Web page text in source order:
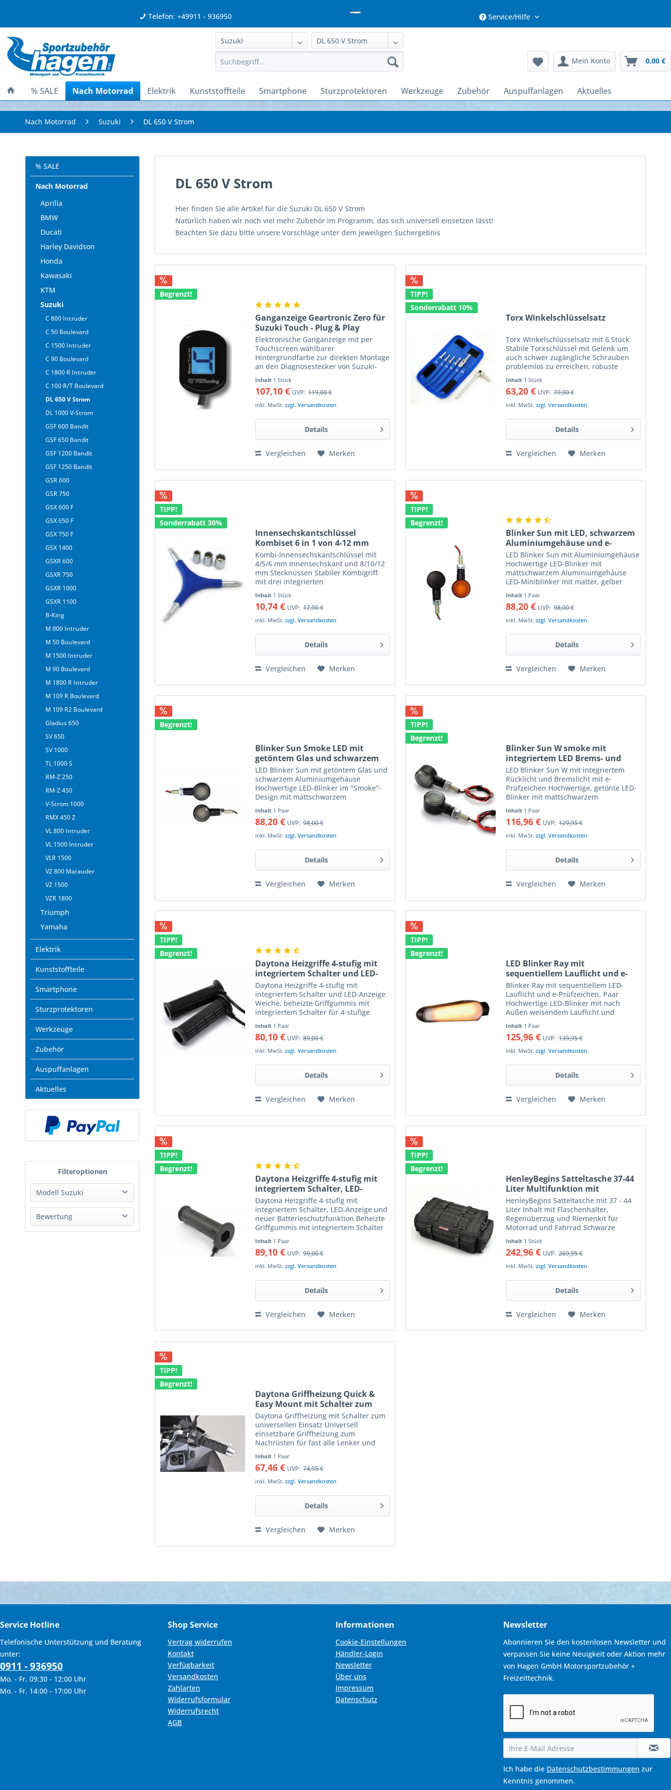
Telefon: +49911 - 936950 Service/Hilfe
Mein Konto 0,00 €
% SALE Nach Motorrad Elektrik Kunststoffteile Smartphone Sturzprotektoren Werkzeuge Zubehör Auspuffanlagen Aktuelles
Nach Motorrad Suzuki DL 650 V Strom
% SALE
Nach Motorrad
Aprilia
BMW
Ducati
Harley Davidson
Honda
Kawasaki
KTM
Suzuki
C 800 Intruder
C 50 Boulevard
C 1500 Intruder
C 90 Boulevard
C 1800 R Intruder
C 100 R/T Boulevard
DL 650 V Strom
DL 1000 V-Strom
GSF 600 Bandit
GSF 650 Bandit
GSF 1200 Bandit
GSF 1250 Bandit
GSR 600
GSR 750
GSX 600 F
GSX 650 F
GSX 750 F
GSX 1400
GSXR 600
GSXR 750
GSXR 1000
GSXR 1100
B-King
M 800 Intruder
M 50 Boulevard
M 1500 Intruder
M 90 Boulevard
M 1800 R Intruder
M 109 R Boulevard
M 109 R2 Boulevard
Gladius 650
SV 650
SV 1000
TL 1000 S
RM-Z 250
RM-Z 450
V-Strom 1000
RMX 450 Z
VL 800 Intruder
VL 1500 Intruder
VLR 1500
VZ 800 Marauder
VZ 1500
VZR 1800
Triumph
Yamaha
Elektrik
Kunststoffteile
Smartphone
Sturzprotektoren
Werkzeuge
Zubehör
Auspuffanlagen
Aktuelles
Modell Suzuki
Bewertung
DL 650 V Strom
Hier finden Sie alle Artikel für die Suzuki DL 650 V Strom
Natürlich haben wir noch viel mehr Zubehör im Programm, das sich universell einsetzen lässt!
Beachten Sie dazu bitte unsere Vorschläge unter dem jeweiligen Suchergebnis
Begrenzt!
Ganganzeige Geartronic Zero für
Suzuki Touch - Plug & Play
Elektronische Ganganzeige mit per
Touchscreen wählbarer
Hintergrundfarbe zur direkten Montage
an den Diagnosestecker von Suzuki-
durch das direkte Anstecken an den
Diagnosestecker des Motorrades...
Inhalt 1 Stück
107,10 € UVP: 119,00 €
inkl. MwSt.zzgl. Versandkosten
Details
Vergleichen Merken
TIPP!
Sonderrabatt 10%
Torx Winkelschlüsselsatz
Torx Winkelschlüsselsatz mit 6 Stück
Stabile Torxschlüssel mit Gelenk um
auch schwer zugängliche Schrauben
problemlos zu erreichen. robuste
Einsatz bei schweren Fällen das
schmale Etui ist leicht unter der...
Inhalt 1 Stück
63,20 € UVP: 79,00 €
inkl. MwSt.zzgl. Versandkosten
Details
Vergleichen Merken
TIPP!
Sonderrabatt 30%
Innensechskantschlüssel
Kombiset 6 in 1 von 4-12 mm
Kombi-Innensechskantschlüssel mit
4/5/6 mm Innensechskant und 8/10/12
mm Stecknüssen Stabiler Kombigriff
mit drei integrierten
Stecknussaufsätzen stabile
Ausführung, die ideale Ergänzung für
das Bordwerkzeug...
Inhalt 1 Stück
10,74 € UVP: 17,90 €
inkl. MwSt.zzgl. Versandkosten
Details
Vergleichen Merken
TIPP!
Begrenzt!
Blinker Sun mit LED, schwarzem
Aluminiumgehäuse und e-
Prüfzeichen, Paar
LED Blinker Sun mit Aluminiumgehäuse
Hochwertige LED-Blinker mit
mattschwarzem Aluminiumgehäuse
LED-Miniblinker mit matter, gelber
gleichmässig verteilt, kein heller Punkt
durch die LED ist sichtbar....
Inhalt 1 Paar
88,20 € UVP: 98,00 €
inkl. MwSt.zzgl. Versandkosten
Details
Vergleichen Merken
Begrenzt!
Blinker Sun Smoke LED mit
getöntem Glas und schwarzem
Aluminiumgehäuse mit e-
Prüfzeichen, Paar
LED Blinker Sun mit getöntem Glas und
schwarzem Aluminiumgehäuse
Hochwertige LED-Blinker im "Smoke"-
Design mit mattschwarzem
matter, dunkel getönter Leuchtfläche
die das helle LED-Licht gleichmässig...
Inhalt 1 Paar
88,20 € UVP: 98,00 €
inkl. MwSt.zzgl. Versandkosten
Details
Vergleichen Merken
TIPP!
Begrenzt!
Blinker Sun W smoke mit
integriertem LED Brems- und
Rücklicht mit e-Prüfzeichen, Paar
LED Blinker Sun W mit integriertem
Rücklicht und Bremslicht mit e-
Prüfzeichen Hochwertige, getönte LED-
Blinker mit mattschwarzem
ersetzen LED-Miniblinker mit matter
Leuchtfläche die das helle LED-Licht...
Inhalt 1 Paar
116,96 € UVP: 129,95 €
inkl. MwSt.zzgl. Versandkosten
Details
Vergleichen Merken
TIPP!
Begrenzt!
Daytona Heizgriffe 4-stufig mit
integriertem Schalter und LED-
Anzeige
Daytona Heizgriffe 4-stufig mit
integriertem Schalter und LED-Anzeige
Weiche, beheizte Griffgummis mit
integriertem Schalter für 4-stufige
Heizgriffe für Fahrzeuge mit 22 mm
Lenkerdurchmesser mit in...
Inhalt 1 Paar
80,10 € UVP: 89,00 €
inkl. MwSt.zzgl. Versandkosten
Details
Vergleichen Merken
TIPP!
Begrenzt!
LED Blinker Ray mit
sequentiellem Lauflicht und e-
Prüfzeichen, Paar
Blinker Ray mit sequentiellem LED-
Lauflicht und e-Prüfzeichen, Paar
Hochwertige LED-Blinker mit nach
Außen weisendem Lauflicht und
LED-Miniblinker mit matter, grauer
Leuchtfläche welche das helle LED-
Licht...
Inhalt 1 Paar
125,96 € UVP: 139,95 €
inkl. MwSt.zzgl. Versandkosten
Details
Vergleichen Merken
TIPP!
Begrenzt!
Daytona Heizgriffe 4-stufig mit
integriertem Schalter, LED-
Anzeige und
Batterieschutzfunktion
Daytona Heizgriffe 4-stufig mit
integriertem Schalter, LED-Anzeige und
neuer Batterieschutzfunktion Beheizte
Griffgummis mit integriertem Schalter
Überlastungssschutz der Batterie
Weiche Heizgriffe...
Inhalt 1 Paar
89,10 € UVP: 99,00 €
inkl. MwSt.zzgl. Versandkosten
Details
Vergleichen Merken
TIPP!
Begrenzt!
HenleyBegins Satteltasche 37-44
Liter Multifunktion mit
Flaschenhalter und
Regenüberzug
HenleyBegins Satteltasche mit 37 - 44
Liter Inhalt mit Flaschenhalter,
Regenüberzug und Riemenkit für
Motorrad und Fahrrad Schwarze
ein cleveres Reißverschlusssystem nach
Bedarf auf ein Volumen von...
Inhalt 1 Stück
242,96 € UVP: 269,95 €
inkl. MwSt.zzgl. Versandkosten
Details
Vergleichen Merken
TIPP!
Begrenzt!
Daytona Griffheizung Quick &
Easy Mount mit Schalter zum
universellen Einsatz
Daytona Griffheizung mit Schalter zum
universellen Einsatz Universell
einsetzbare Griffheizung zum
Nachrüsten für fast alle Lenker und
werden um die originalen Griffgummis
gelegt und mit dem beiliegenden...
Inhalt 1 Paar
67,46 € UVP: 74,95 €
inkl. MwSt.zzgl. Versandkosten
Details
Vergleichen Merken
Service Hotline
Telefonische Unterstützung und Beratung
unter:
0911 - 936950
Mo. - Fr. 09:30 - 12:00 Uhr
Mo. - Fr. 14:00 - 17:00 Uhr
Shop Service
Vertrag widerrufen
Kontakt
Verfügbarkeit
Versandkosten
Zahlarten
Widerrufsformular
Widerrufsrecht
AGB
Informationen
Cookie-Einstellungen
Händler-Login
Newsletter
Über uns
Impressum
Datenschutz
Newsletter
Abonnieren Sie den kostenlosen Newsletter und
verpassen Sie keine Neuigkeit oder Aktion mehr
von Hagen GmbH Motorsportzubehör +
Freizeittechnik.
Ich habe die Datenschutzbestimmungen zur
Kenntnis genommen.